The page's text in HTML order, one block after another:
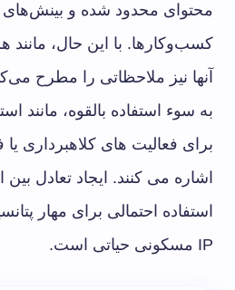
محتوای محدود شده و بینش‌های
کسب‌وکارها. با این حال، مانند
آنها نیز ملاحظاتی را مطرح
به سوء استفاده بالقوه، مانند
برای فعالیت های کلاهبرداری یا
اشاره می کنند. ایجاد تعادل
استفاده احتمالی برای مهار
IP مسکونی حیاتی است.